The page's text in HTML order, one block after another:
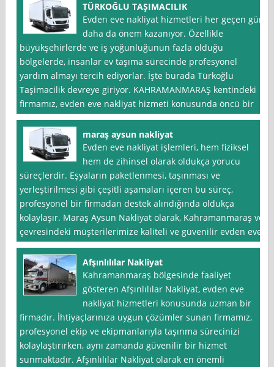
TÜRKOĞLU TAŞIMACILIK
Evden eve nakliyat hizmetleri her geçen gün
daha da önem kazanıyor. Özellikle
büyükşehirlerde ve iş yoğunluğunun fazla olduğu
bölgelerde, insanlar ev taşıma sürecinde profesyonel
yardım almayı tercih ediyorlar. İşte burada Türkoğlu
Taşimacilik devreye giriyor. KAHRAMANMARAŞ kentindeki
firmamız, evden eve nakliyat hizmeti konusunda öncü bir
maraş aysun nakliyat
Evden eve nakliyat işlemleri, hem fiziksel
hem de zihinsel olarak oldukça yorucu
süreçlerdir. Eşyaların paketlenmesi, taşınması ve
yerleştirilmesi gibi çeşitli aşamaları içeren bu süreç,
profesyonel bir firmadan destek alındığında oldukça
kolaylaşır. Maraş Aysun Nakliyat olarak, Kahramanmaraş ve
çevresindeki müşterilerimize kaliteli ve güvenilir evden eve
Afşınlılılar Nakliyat
Kahramanmaraş bölgesinde faaliyet
gösteren Afşınlılılar Nakliyat, evden eve
nakliyat hizmetleri konusunda uzman bir
firmadır. İhtiyaçlarınıza uygun çözümler sunan firmamız,
profesyonel ekip ve ekipmanlarıyla taşınma sürecinizi
kolaylaştırırken, aynı zamanda güvenilir bir hizmet
sunmaktadır. Afşınlılılar Nakliyat olarak en önemli